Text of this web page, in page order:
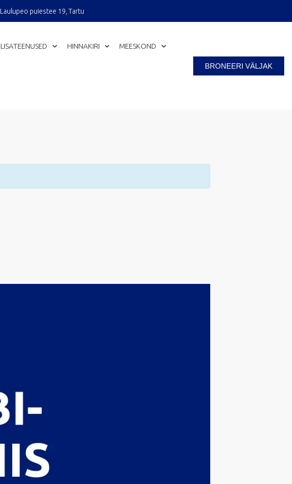
Laulupeo puiestee 19, Tartu
LISATEENUSED HINNAKIRI MEESKOND
BRONEERI VÄLJAK